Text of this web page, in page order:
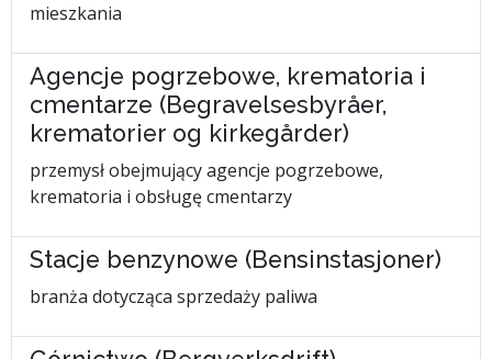
mieszkania
Agencje pogrzebowe, krematoria i
cmentarze (Begravelsesbyråer,
krematorier og kirkegårder)
przemysł obejmujący agencje pogrzebowe,
krematoria i obsługę cmentarzy
Stacje benzynowe (Bensinstasjoner)
branża dotycząca sprzedaży paliwa